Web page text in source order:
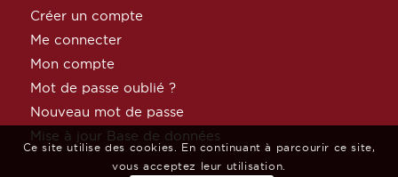
Créer un compte
Me connecter
Mon compte
Mot de passe oublié ?
Nouveau mot de passe
Mise à jour Base de données
Ce site utilise des cookies. En continuant à parcourir ce site,
vous acceptez leur utilisation.